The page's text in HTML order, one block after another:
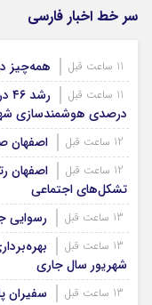
سر خط اخبار فارسی
همه‌چیز
درصدی هوشمندسازی
اصفهان
اصفهان
تشکل‌های اجتماعی
رسوایی
شهریور سال جاری
سفیران